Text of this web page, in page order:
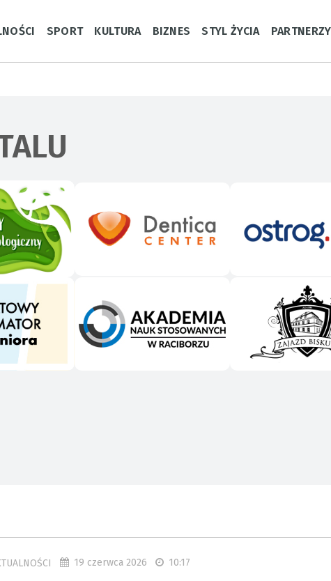
SPORT KULTURA BIZNES STYL ŻYCIA PARTNERZY
19 czerwca 2026 10:17